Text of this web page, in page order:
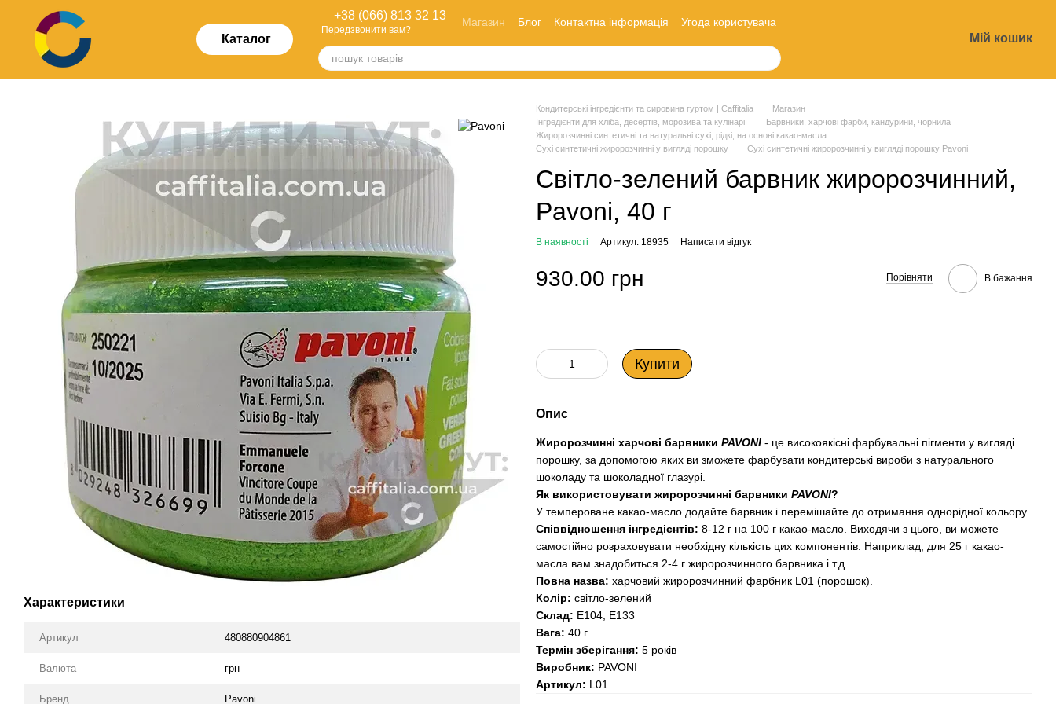
Перейти до основного контенту
Каталог
+38 (066) 813 32 13
Передзвонити вам?
Магазин Блог Контактна інформація
Угода користувача
Мій кошик
Характеристики
Артикул 480880904861
Валюта грн
Бренд Pavoni
Кондитерські інгредієнти та сировина гуртом | Caffitalia
Магазин
Інгредієнти для хліба, десертів, морозива та кулінарії
Барвники, харчові фарби, кандурини, чорнила
Жиророзчинні синтетичні та натуральні сухі, рідкі, на основі какао-масла
Сухі синтетичні жиророзчинні у вигляді порошку
Сухі синтетичні жиророзчинні у вигляді порошку Pavoni
Світло-зелений барвник жиророзчинний,
Pavoni, 40 г
В наявності Артикул: 18935 Написати відгук
930.00 грн Порівняти В бажання
Купити
Опис
Жиророзчинні харчові барвники PAVONI - це високоякісні фарбувальні пігменти у вигляді
порошку, за допомогою яких ви зможете фарбувати кондитерські вироби з натурального
шоколаду та шоколадної глазурі.
Як використовувати жиророзчинні барвники PAVONI?
У темпероване какао-масло додайте барвник і перемішайте до отримання однорідної кольору.
Співвідношення інгредієнтів: 8-12 г на 100 г какао-масло. Виходячи з цього, ви можете
самостійно розраховувати необхідну кількість цих компонентів. Наприклад, для 25 г какао-
масла вам знадобиться 2-4 г жиророзчинного барвника і т.д.
Повна назва: харчовий жиророзчинний фарбник L01 (порошок).
Колір: світло-зелений
Склад: Е104, Е133
Вага: 40 г
Термін зберігання: 5 років
Виробник: PAVONI
Артикул: L01